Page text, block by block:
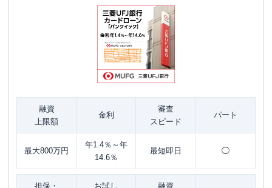
融資
上限額
金利
審査
スピード
パート
最大800万円
年1.4％～年
14.6％
最短即日 ◯
担保・
お試し
融資